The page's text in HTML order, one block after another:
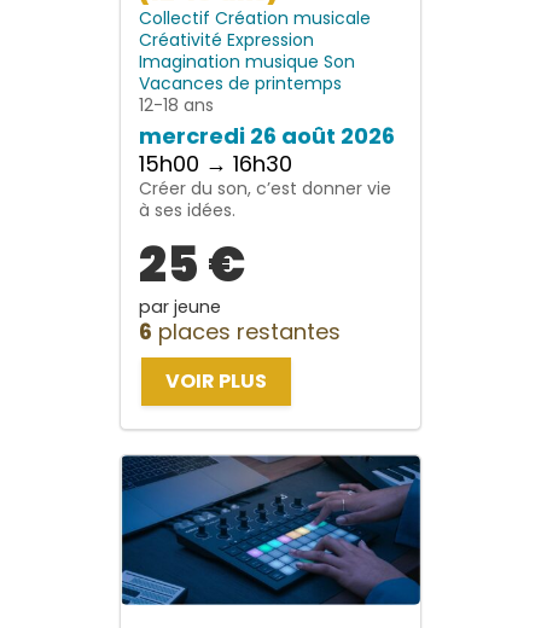
Collectif Création musicale
Créativité Expression
Imagination musique Son
Vacances de printemps
12-18 ans
mercredi 26 août 2026
15h00 → 16h30
Créer du son, c’est donner vie
à ses idées.
25 €
par jeune
6 places restantes
VOIR PLUS